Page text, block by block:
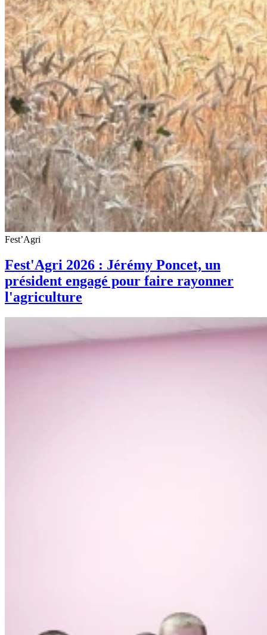
Fest’Agri
Fest'Agri 2026 : Jérémy Poncet, un
président engagé pour faire rayonner
l'agriculture